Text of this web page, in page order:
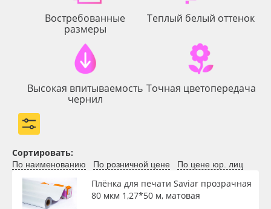
Вспененный ПВХ
Заготовки для сувениров
Востребованные
размеры
Теплый белый оттенок
Высокая впитываемость
чернил
Точная цветопередача
Производитель
Торговая марка
Назначение
Доступность
Применить
Сбросить фильтр
Сортировать:
По наименованию По розничной цене По цене юр. лиц
Плёнка для печати Saviar прозрачная
80 мкм 1,27*50 м, матовая